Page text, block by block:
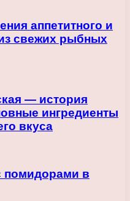
аппетитного и
свежих рыбных
— история
ингредиенты
вкуса
помидорами в